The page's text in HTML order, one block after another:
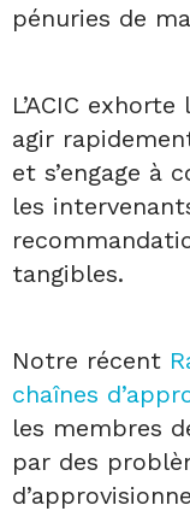
pénuries de
L’ACIC
agir
et s’engage à
les
tangibles.
Notre récent
chaînes
les membres
par des